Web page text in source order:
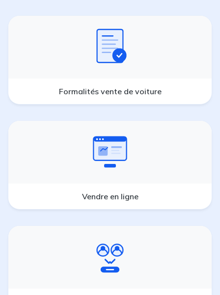
Formalités vente de voiture
Vendre en ligne